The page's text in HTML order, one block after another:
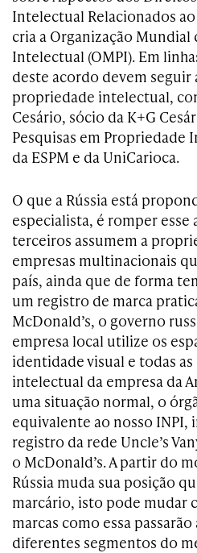
Intelectual Relacionados
cria a Organização Mundial
Intelectual (OMPI). Em
deste acordo devem seguir
propriedade intelectual,
Cesário, sócio da K+G
Pesquisas em Propriedade
da ESPM e da UniCarioca.
O que a Rússia está
especialista, é romper
terceiros assumem a
empresas multinacionais
país, ainda que de forma
um registro de marca
McDonald’s, o governo
empresa local utilize os
identidade visual e todas
intelectual da empresa da
uma situação normal, o
equivalente ao nosso
registro da rede Uncle’s
o McDonald’s. A partir do
Rússia muda sua posição
marcário, isto pode mudar
marcas como essa
diferentes segmentos do